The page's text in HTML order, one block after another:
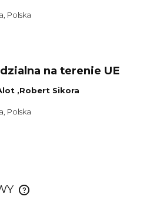
Polska
na terenie UE
,Robert Sikora
Polska
KOSZTÓW